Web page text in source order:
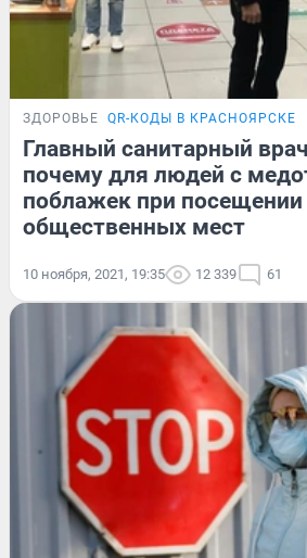
ЗДОРОВЬЕ QR-КОДЫ В КРАСНОЯРСКЕ
Главный санитарный
почему для людей с
поблажек при посещении
общественных мест
10 ноября, 2021, 19:35 12 339 61